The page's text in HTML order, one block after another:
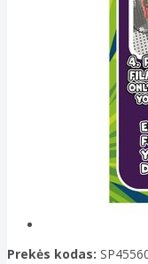
Prekės kodas: